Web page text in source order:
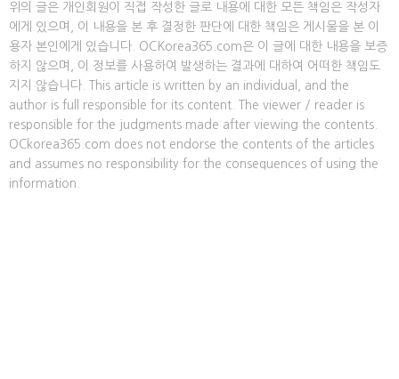
위의 글은 개인회원이 직접 작성한 글로 내용에 대한 모든 책임은 작성자
에게 있으며, 이 내용을 본 후 결정한 판단에 대한 책임은 게시물을 본 이
용자 본인에게 있습니다. OCKorea365.com은 이 글에 대한 내용을 보증
하지 않으며, 이 정보를 사용하여 발생하는 결과에 대하여 어떠한 책임도
지지 않습니다. This article is written by an individual, and the
author is full responsible for its content. The viewer / reader is
responsible for the judgments made after viewing the contents.
OCkorea365.com does not endorse the contents of the articles
and assumes no responsibility for the consequences of using the
information.